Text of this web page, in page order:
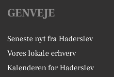
GENVEJE
Seneste nyt fra Haderslev
Vores lokale erhverv
Kalenderen for Haderslev